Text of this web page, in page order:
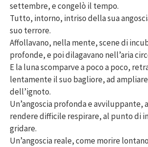
settembre, e congelò il tempo.
Tutto, intorno, intriso della sua
suo terrore.
Affollavano, nella mente, scene di
profonde, e poi dilagavano nell’aria
E la luna scomparve a poco a poco,
lentamente il suo bagliore, ad ampliare
dell’ignoto.
Un’angoscia profonda e avviluppante,
rendere difficile respirare, al punto di
gridare.
Un’angoscia reale, come morire